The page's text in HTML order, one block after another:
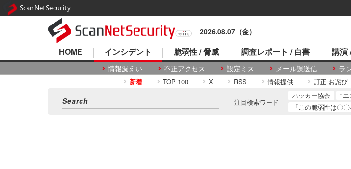
2026.08.07（金）
HOME インシデント
情報漏えい 不正アクセス 設定ミス メール誤送信 ラ
脆弱性 / 脅威 調査レポート / 白書 講演
新着 TOP 100 X RSS 情報提供 訂正 お詫び
注目検索ワード
ハッカー協会 "エ
「この脆弱性は〇
ScanNetSecurity